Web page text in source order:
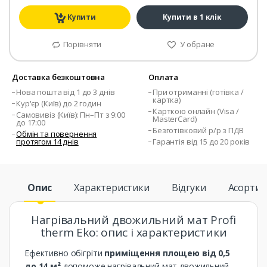
Купити Купити в 1 клік
Порівняти У обране
Доставка безкоштовна
Нова пошта від 1 до 3 днів
Кур'єр (Київ) до 2 годин
Самовивіз (Київ): Пн–Пт з 9:00
до 17:00
Обмін та повернення
протягом 14 днів
Оплата
При отриманні (готівка /
картка)
Карткою онлайн (Visa /
MasterCard)
Безготівковий р/р з ПДВ
Гарантія від 15 до 20 років
Опис Характеристики Відгуки
Нагрівальний двожильний мат Profi
therm Eko: опис і характеристики
Ефективно обігріти приміщення площею від 0,5